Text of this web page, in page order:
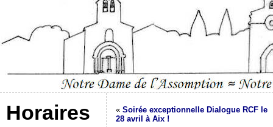
Horaires
« Soirée exceptionnelle Dialogue RCF le
28 avril à Aix !